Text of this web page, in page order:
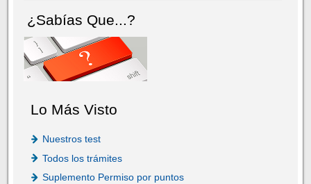
¿Sabías Que...?
Lo Más Visto
Nuestros test
Todos los trámites
Suplemento Permiso por puntos